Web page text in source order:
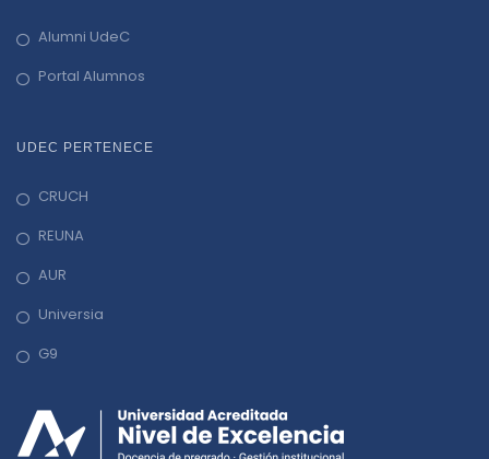
Alumni UdeC
Portal Alumnos
UDEC PERTENECE
CRUCH
REUNA
AUR
Universia
G9